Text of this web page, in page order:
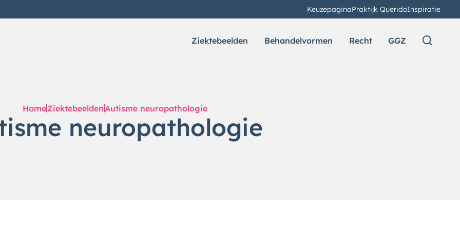
KeuzepaginaPraktijk QueridoInspiratie
Ziektebeelden Behandelvormen Recht GGZ
HomeZiektebeeldenAutisme neuropathologie
neuropathologie